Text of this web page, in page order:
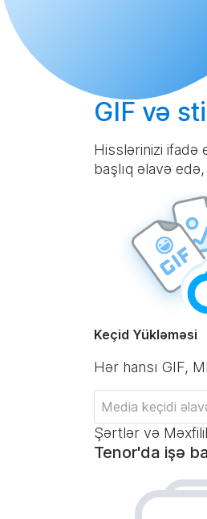
GIF və
Hisslərinizi ifadə
başlıq əlavə
Keçid Yükləməsi
Hər hansı GIF,
Şərtlər və
Tenor'da işə